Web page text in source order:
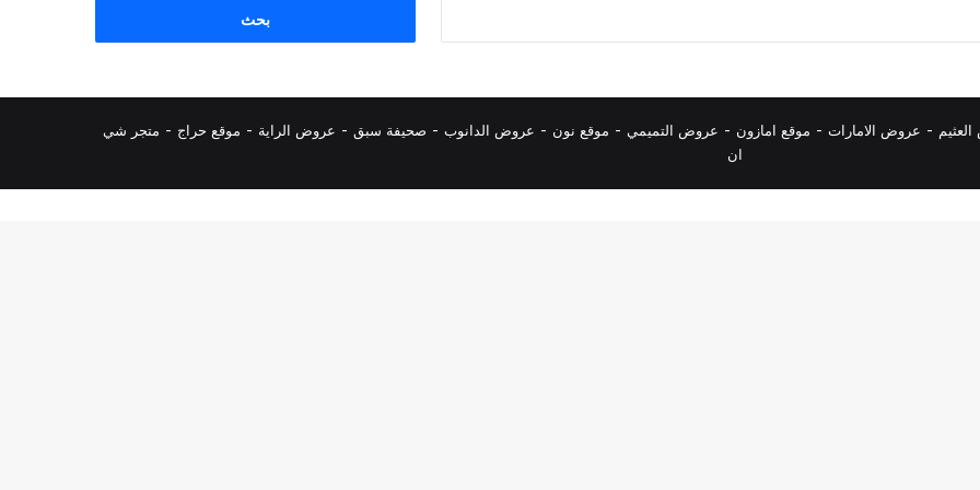
- عروض الامارات - موقع امازون - عروض التميمي - موقع نون - عروض الدانوب - صحيفة سبق - عروض الراية - موقع حراج - متجر شي
ان